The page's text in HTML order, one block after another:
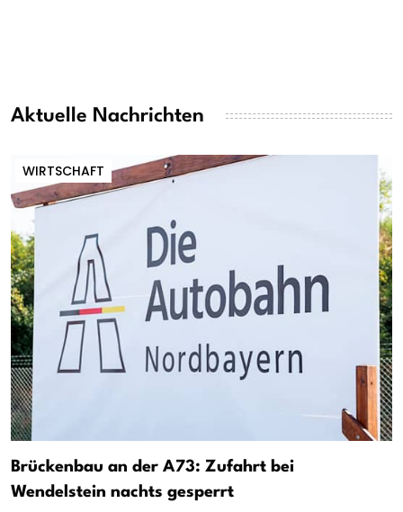
Aktuelle Nachrichten
WIRTSCHAFT
Brückenbau an der A73: Zufahrt bei
Wendelstein nachts gesperrt